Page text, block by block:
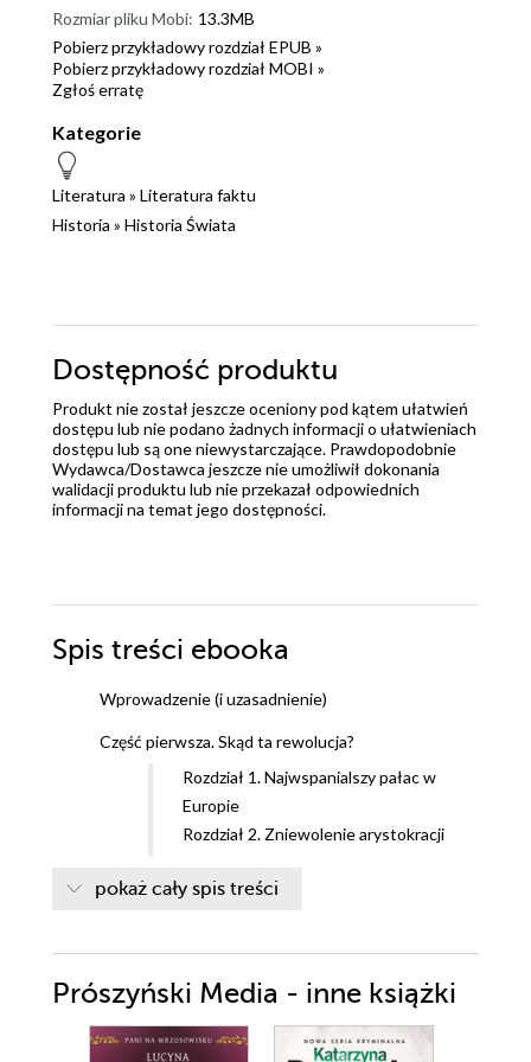
Rozmiar pliku Mobi: 13.3MB
Pobierz przykładowy rozdział EPUB »
Pobierz przykładowy rozdział MOBI »
Zgłoś erratę
Kategorie
Literatura » Literatura faktu
Historia » Historia Świata
Dostępność produktu
Produkt nie został jeszcze oceniony pod kątem ułatwień
dostępu lub nie podano żadnych informacji o ułatwieniach
dostępu lub są one niewystarczające. Prawdopodobnie
Wydawca/Dostawca jeszcze nie umożliwił dokonania
walidacji produktu lub nie przekazał odpowiednich
informacji na temat jego dostępności.
Spis treści ebooka
Wprowadzenie (i uzasadnienie)
Część pierwsza. Skąd ta rewolucja?
Rozdział 1. Najwspanialszy pałac w
Europie
Rozdział 2. Zniewolenie arystokracji
moralne
Rozdział 6. Ludwik XVI i Maria Antonina.
Od początku wszystko nie tak
pokaż cały spis treści
Prószyński Media - inne książki